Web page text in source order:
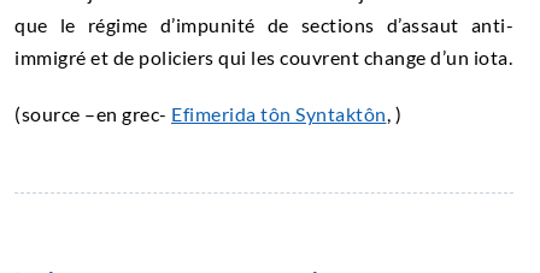
que le régime d’impunité de sections d’assaut anti-
immigré et de policiers qui les couvrent change d’un iota.
(source –en grec- Efimerida tôn Syntaktôn, )